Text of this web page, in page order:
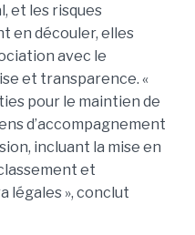
et les risques
en découler, elles
avec le
et transparence. «
pour le maintien de
d’accompagnement
incluant la mise en
et
légales », conclut